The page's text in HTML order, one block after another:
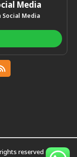
Media
Social Media
reserved